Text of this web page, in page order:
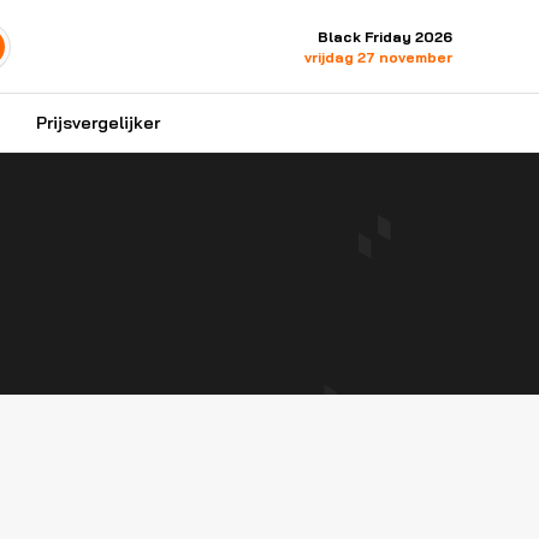
Black Friday 2026
vrijdag 27 november
Prijsvergelijker